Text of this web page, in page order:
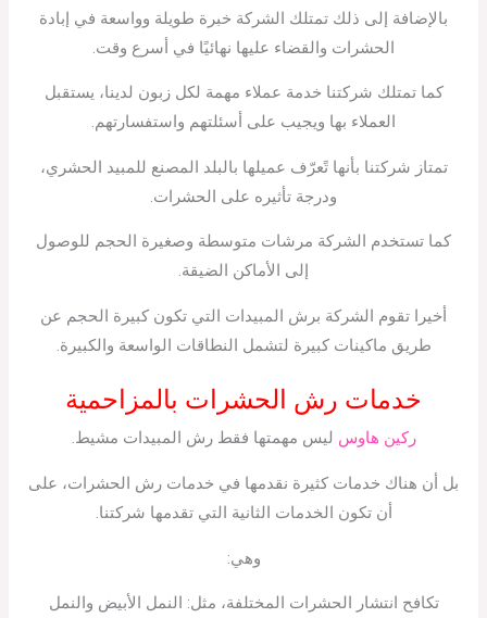
بالإضافة إلى ذلك تمتلك الشركة خبرة طويلة وواسعة في إبادة
الحشرات والقضاء عليها نهائيًا في أسرع وقت.
كما تمتلك شركتنا خدمة عملاء مهمة لكل زبون لدينا، يستقبل
العملاء بها ويجيب على أسئلتهم واستفسارتهم.
تمتاز شركتنا بأنها تًعرّف عميلها بالبلد المصنع للمبيد الحشري،
ودرجة تأثيره على الحشرات.
كما تستخدم الشركة مرشات متوسطة وصغيرة الحجم للوصول
إلى الأماكن الضيقة.
أخيرا تقوم الشركة برش المبيدات التي تكون كبيرة الحجم عن
طريق ماكينات كبيرة لتشمل النطاقات الواسعة والكبيرة.
خدمات رش الحشرات بالمزاحمية
ركين هاوس ليس مهمتها فقط رش المبيدات مشيط.
بل أن هناك خدمات كثيرة نقدمها في خدمات رش الحشرات، على
أن تكون الخدمات الثانية التي تقدمها شركتنا.
وهي:
تكافح انتشار الحشرات المختلفة، مثل: النمل الأبيض والنمل